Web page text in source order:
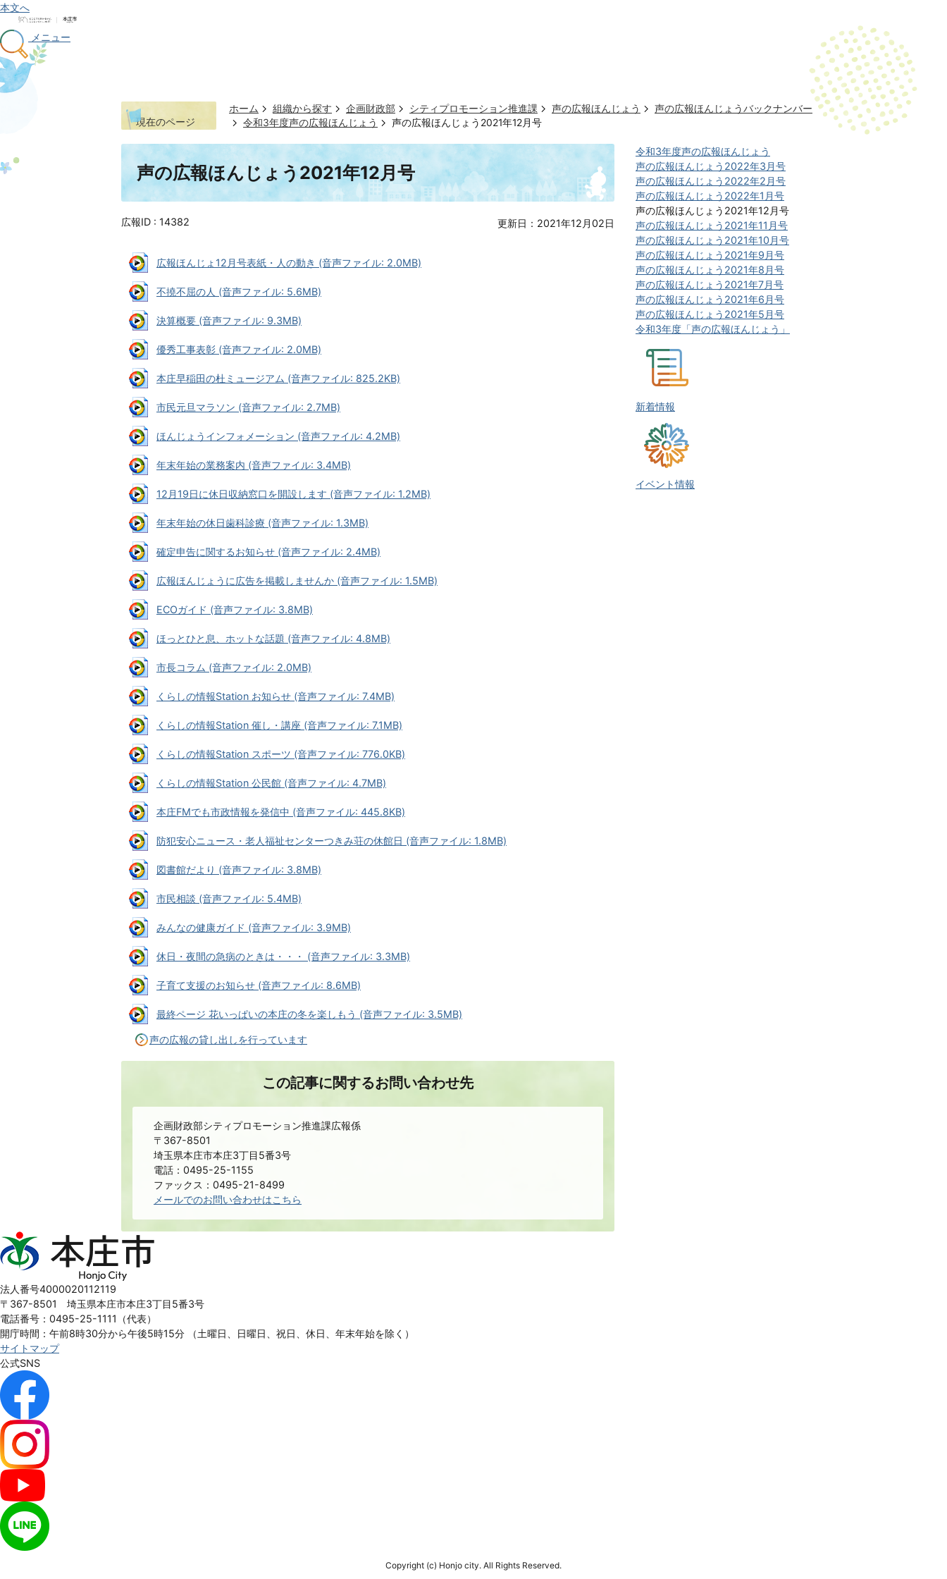
本文へ
メニュー
現在のページ
ホーム 組織から探す 企画財政部 シティプロモーション推進課 声の広報ほんじょう
声の広報ほんじょうバックナンバー
令和3年度声の広報ほんじょう
声の広報ほんじょう2021年12月号
声の広報ほんじょう2021年12月号
更新日：2021年12月02日
広報ID : 14382
広報ほんじょ12月号表紙・人の動き (音声ファイル: 2.0MB)
不撓不屈の人 (音声ファイル: 5.6MB)
決算概要 (音声ファイル: 9.3MB)
優秀工事表彰 (音声ファイル: 2.0MB)
本庄早稲田の杜ミュージアム (音声ファイル: 825.2KB)
市民元旦マラソン (音声ファイル: 2.7MB)
ほんじょうインフォメーション (音声ファイル: 4.2MB)
年末年始の業務案内 (音声ファイル: 3.4MB)
12月19日に休日収納窓口を開設します (音声ファイル: 1.2MB)
年末年始の休日歯科診療 (音声ファイル: 1.3MB)
確定申告に関するお知らせ (音声ファイル: 2.4MB)
広報ほんじょうに広告を掲載しませんか (音声ファイル: 1.5MB)
ECOガイド (音声ファイル: 3.8MB)
ほっとひと息、ホットな話題 (音声ファイル: 4.8MB)
市長コラム (音声ファイル: 2.0MB)
くらしの情報Station お知らせ (音声ファイル: 7.4MB)
くらしの情報Station 催し・講座 (音声ファイル: 7.1MB)
くらしの情報Station スポーツ (音声ファイル: 776.0KB)
くらしの情報Station 公民館 (音声ファイル: 4.7MB)
本庄FMでも市政情報を発信中 (音声ファイル: 445.8KB)
防犯安心ニュース・老人福祉センターつきみ荘の休館日 (音声ファイル: 1.8MB)
図書館だより (音声ファイル: 3.8MB)
市民相談 (音声ファイル: 5.4MB)
みんなの健康ガイド (音声ファイル: 3.9MB)
休日・夜間の急病のときは・・・ (音声ファイル: 3.3MB)
子育て支援のお知らせ (音声ファイル: 8.6MB)
最終ページ 花いっぱいの本庄の冬を楽しもう (音声ファイル: 3.5MB)
声の広報の貸し出しを行っています
この記事に関するお問い合わせ先
企画財政部シティプロモーション推進課広報係
〒367-8501
埼玉県本庄市本庄3丁目5番3号
電話：0495-25-1155
ファックス：0495-21-8499
メールでのお問い合わせはこちら
令和3年度声の広報ほんじょう
声の広報ほんじょう2022年3月号
声の広報ほんじょう2022年2月号
声の広報ほんじょう2022年1月号
声の広報ほんじょう2021年12月号
声の広報ほんじょう2021年11月号
声の広報ほんじょう2021年10月号
声の広報ほんじょう2021年9月号
声の広報ほんじょう2021年8月号
声の広報ほんじょう2021年7月号
声の広報ほんじょう2021年6月号
声の広報ほんじょう2021年5月号
令和3年度「声の広報ほんじょう」
新着情報
イベント情報
本
庄
Honjo
City
法人番号4000020112119
〒367-8501 埼玉県本庄市本庄3丁目5番3号
電話番号：0495-25-1111（代表）
開庁時間：午前8時30分から午後5時15分
（土曜日、日曜日、祝日、休日、年末年始を除く）
サイトマップ
公式SNS
Copyright (c) Honjo city. All Rights Reserved.